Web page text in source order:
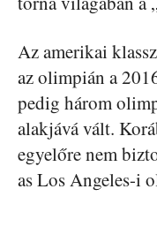
Az amerikai
az olimpián a
pedig három
alakjává vált.
egyelőre nem
as Los Angeles-i